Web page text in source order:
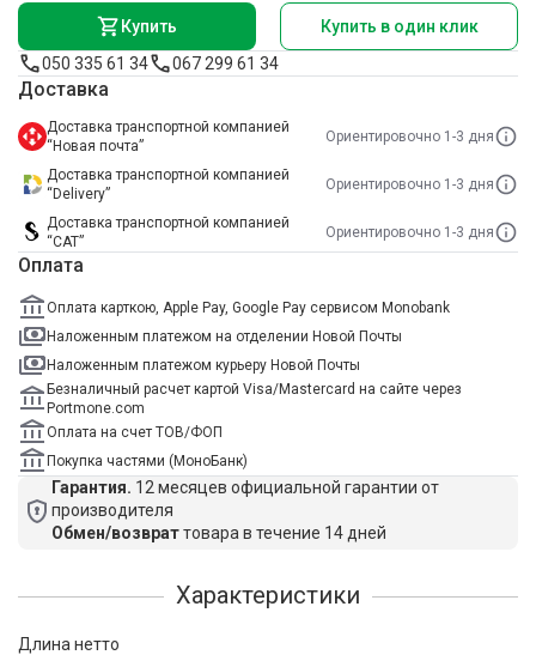
Купить
Купить в один клик
050 335 61 34
067 299 61 34
Доставка
Доставка транспортной компанией
“Новая почта”
Ориентировочно 1-3 дня
Доставка транспортной компанией
“Delivery”
Ориентировочно 1-3 дня
Доставка транспортной компанией
“САТ”
Ориентировочно 1-3 дня
Оплата
Оплата карткою, Apple Pay, Google Pay сервисом Monobank
Наложенным платежом на отделении Новой Почты
Наложенным платежом курьеру Новой Почты
Безналичный расчет картой Visa/Mastercard на сайте через
Portmone.com
Оплата на счет ТОВ/ФОП
Покупка частями (МоноБанк)
Гарантия. 12 месяцев официальной гарантии от
производителя
Обмен/возвраттовара в течение 14 дней
Характеристики
Длина нетто